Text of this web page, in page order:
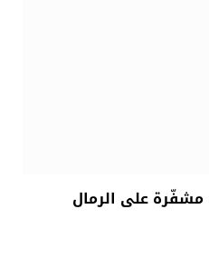
مشفّرة على الرمال